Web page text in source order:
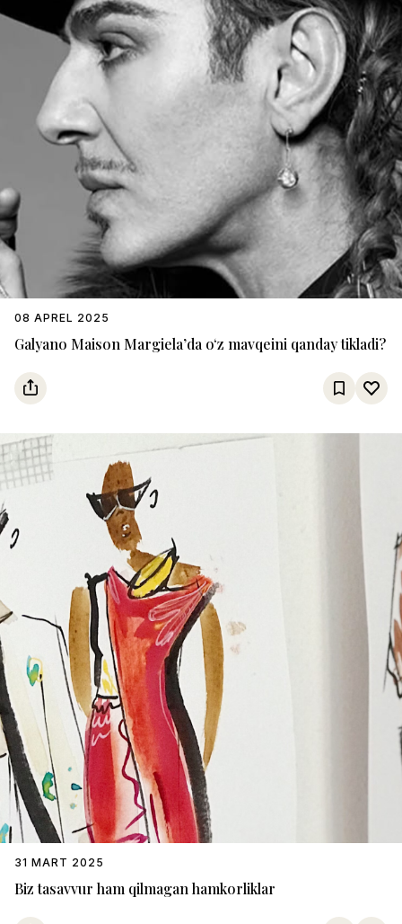
Galyano Maison Margiela’da o‘z mavqeini qanday tikladi?
08 APREL 2025
Biz tasavvur ham qilmagan hamkorliklar
31 MART 2025